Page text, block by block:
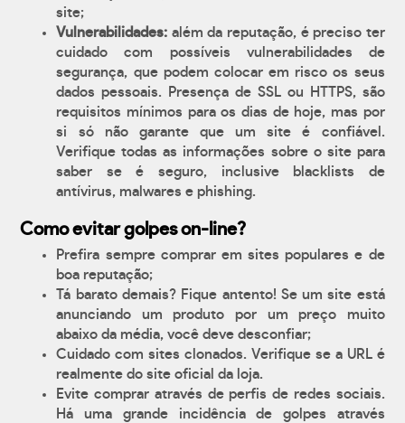
site;
Vulnerabilidades: além da reputação, é preciso ter
cuidado com possíveis vulnerabilidades de
segurança, que podem colocar em risco os seus
dados pessoais. Presença de SSL ou HTTPS, são
requisitos mínimos para os dias de hoje, mas por
si só não garante que um site é confiável.
Verifique todas as informações sobre o site para
saber se é seguro, inclusive blacklists de
antívirus, malwares e phishing.
Como evitar golpes on-line?
Prefira sempre comprar em sites populares e de
boa reputação;
Tá barato demais? Fique antento! Se um site está
anunciando um produto por um preço muito
abaixo da média, você deve desconfiar;
Cuidado com sites clonados. Verifique se a URL é
realmente do site oficial da loja.
Evite comprar através de perfis de redes sociais.
Há uma grande incidência de golpes através